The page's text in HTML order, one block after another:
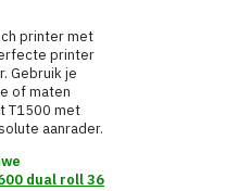
printer met
printer
Gebruik je
of maten
T1500 met
aanrader.
dual roll 36